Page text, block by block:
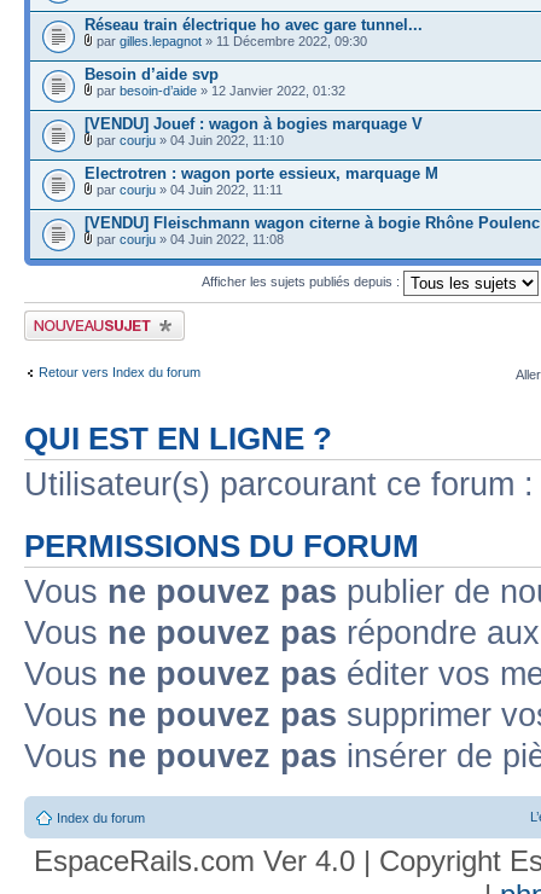
Réseau train électrique ho avec gare tunnel...
par gilles.lepagnot » 11 Décembre 2022, 09:30
Besoin d’aide svp
par besoin-d’aide » 12 Janvier 2022, 01:32
[VENDU] Jouef : wagon à bogies marquage V
par courju » 04 Juin 2022, 11:10
Electrotren : wagon porte essieux, marquage M
par courju » 04 Juin 2022, 11:11
[VENDU] Fleischmann wagon citerne à bogie Rhône Poulenc
par courju » 04 Juin 2022, 11:08
Afficher les sujets publiés depuis :
Publier un nouveau sujet
Retour vers Index du forum
QUI EST EN LIGNE ?
Utilisateur(s) parcourant ce forum
PERMISSIONS DU FORUM
Vous ne pouvez pas publier de
Vous ne pouvez pas répondre
Vous ne pouvez pas éditer vos
Vous ne pouvez pas supprimer
Vous ne pouvez pas insérer de
Index du forum
EspaceRails.com Ver 4.0 | Copyright